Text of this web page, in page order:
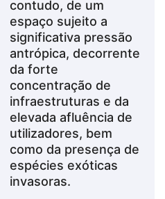
contudo, de um
espaço sujeito a
significativa pressão
antrópica, decorrente
da forte
concentração de
infraestruturas e da
elevada afluência de
utilizadores, bem
como da presença de
espécies exóticas
invasoras.